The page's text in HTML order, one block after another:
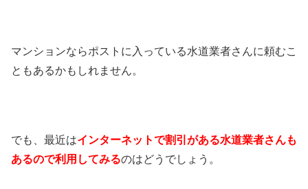
マンションならポストに入っている水道業者さんに頼むこ
ともあるかもしれません。
でも、最近はインターネットで割引がある水道業者さんも
あるので利用してみるのはどうでしょう。